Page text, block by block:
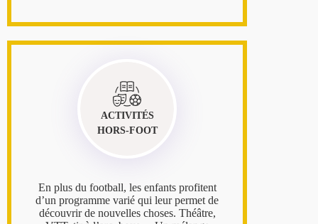
ACTIVITÉS
HORS-FOOT
En plus du football, les enfants profitent
d’un programme varié qui leur permet de
découvrir de nouvelles choses. Théâtre,